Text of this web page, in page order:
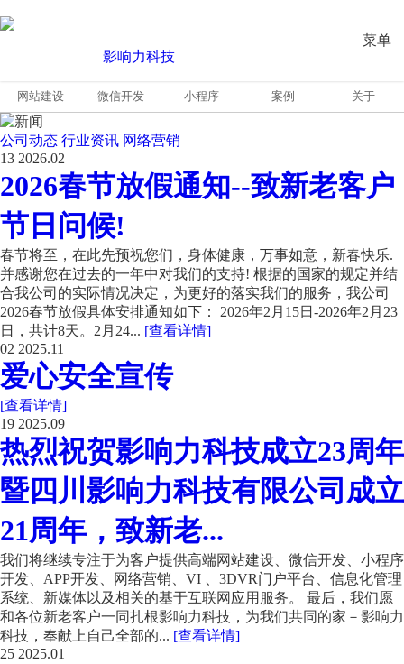
菜单
网站建设 微信开发 小程序 案例 关于
公司动态 行业资讯 网络营销
13 2026.02
2026春节放假通知--致新老客户
节日问候!
春节将至，在此先预祝您们，身体健康，万事如意，新春快乐.
并感谢您在过去的一年中对我们的支持! 根据的国家的规定并结
合我公司的实际情况决定，为更好的落实我们的服务，我公司
2026春节放假具体安排通知如下： 2026年2月15日-2026年2月23
日，共计8天。2月24... [查看详情]
02 2025.11
爱心安全宣传
[查看详情]
19 2025.09
热烈祝贺影响力科技成立23周年
暨四川影响力科技有限公司成立
21周年，致新老...
我们将继续专注于为客户提供高端网站建设、微信开发、小程序
开发、APP开发、网络营销、VI 、3DVR门户平台、信息化管理
系统、新媒体以及相关的基于互联网应用服务。 最后，我们愿
和各位新老客户一同扎根影响力科技，为我们共同的家－影响力
科技，奉献上自己全部的... [查看详情]
25 2025.01